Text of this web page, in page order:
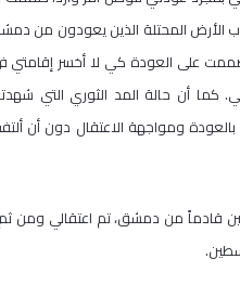
الأرض المحتلة الذين يعودون من
على العودة كي لا أخسر إقامتي
كما أن حالة المد الثوري التي
بالعودة ومواجهة الاعتقال دون أن
من دمشق، تم اعتقالي ومن ثم